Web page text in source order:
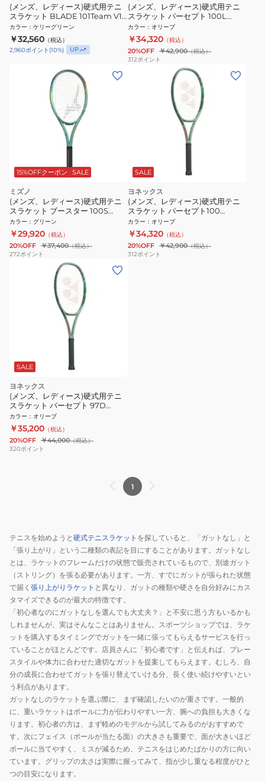
(メンズ、レディース)硬式用テニ
スラケット BLADE 101Team V10
ブレード WRP00003021U
カラー ： ケリーグリーン
￥32,560 （税込）
2,960ポイント (10%) UP
(メンズ、レディース)硬式用テニ
スラケット パーセプト 100L
01PE100L-268
カラー ： オリーブ
￥34,320 （税込）
20%OFF ￥42,900（税込）
312ポイント
15%OFFクーポン SALE
ミズノ
(メンズ、レディース)硬式用テニ
スラケット ブースター 100S
63JTH66232
カラー ： グリーン
￥29,920 （税込）
20%OFF ￥37,400（税込）
272ポイント
SALE
ヨネックス
(メンズ、レディース)硬式用テニ
スラケット パーセプト100
01PE100-268
カラー ： オリーブ
￥34,320 （税込）
20%OFF ￥42,900（税込）
312ポイント
SALE
ヨネックス
(メンズ、レディース)硬式用テニ
スラケット パーセプト 97D
01PE97D-268
カラー ： オリーブ
￥35,200 （税込）
20%OFF ￥44,000（税込）
320ポイント
1
テニスを始めようと 硬式テニスラケット を探していると、「ガットなし」と
「張り上がり」という二種類の表記を目にすることがあります。ガットなし
とは、ラケットのフレームだけの状態で販売されているもので、別途ガット
（ストリング）を張る必要があります。一方、すでにガットが張られた状態
で届く 張り上がりラケット と異なり、ガットの種類や硬さを自分好みにカス
タマイズできるのが最大の特徴です。
「初心者なのにガットなしを選んでも大丈夫？」と不安に思う方もいるかも
しれませんが、実はそんなことはありません。スポーツショップでは、ラケ
ットを購入するタイミングでガットを一緒に張ってもらえるサービスを行っ
ていることがほとんどです。店員さんに「初心者です」と伝えれば、プレー
スタイルや体力に合わせた適切なガットを提案してもらえます。むしろ、自
分の成長に合わせてガットを張り替えていける分、長く使い続けやすいとい
う利点があります。
ガットなしのラケットを選ぶ際に、まず確認したいのが重さです。一般的
に、重いラケットはボールに力が伝わりやすい一方、腕への負担も大きくな
ります。初心者の方は、まず軽めのモデルから試してみるのがおすすめで
す。次にフェイス（ボールが当たる面）の大きさも重要で、面が大きいほど
ボールに当てやすく、ミスが減るため、テニスをはじめたばかりの方に向い
ています。グリップの太さは実際に握ってみて、指が少し重なる程度がひと
つの目安になります。